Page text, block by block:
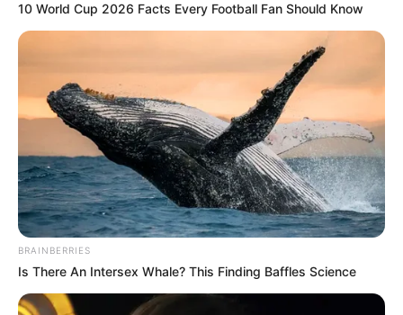
υποχρεώσουν (ακόμα) τον κόσμο να κάνει μια ιατρική
πράξη με το ζόρι… Γι αυτό βάζουν εσένα! Εσένα που ο
κόσμος σε αγαπάει! Ζήτα μία συγγνώμη και πες ότι το
ξανασκέφτηκες… Όλοι θα σε συγχωρήσουν. Μην
προχωρήσεις όμως σε αυτή την άνευ προηγούμενου
κίνηση φασιστικού διαχωρισμού των ανθρώπων σε
κατηγορίες βάσει αυστηρά προσωπικών τους επιλογών.
Αν το κάνεις, δεν θα έχει γυρισμό. Θα μείνει στη ιστορία.
Σκέψου αν μετά από τόση δουλειά που έχεις κάνει, αν
θέλεις να σε θυμούνται οι επόμενες γενιές γι αυτή σου
κόσμο. Για ΌΛΟ τον κόσμο. Σου ζητώ σαν χάρη να μη
θυμώσεις με αυτά που σου έγραψα. Είναι μόνο από
10 World Cup 2026 Facts Every Football Fan Should Know
BRAINBERRIES
Is There An Intersex Whale? This Finding Baffles Science